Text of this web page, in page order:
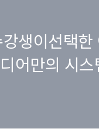
생이선택한
어만의 시